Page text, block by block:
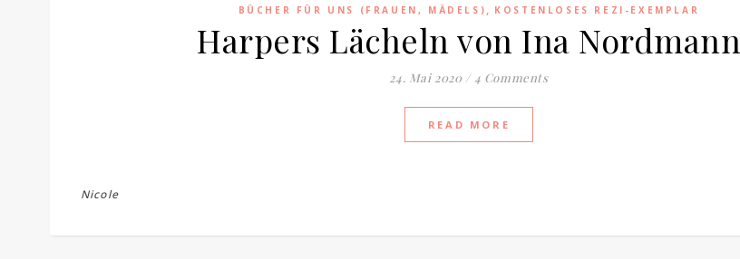
BÜCHER FÜR UNS (FRAUEN, MÄDELS) , KOSTENLOSES REZI-EXEMPLAR
Harpers Lächeln von Ina Nordmann
24. Mai 2020 / 4 Comments
READ MORE
Nicole